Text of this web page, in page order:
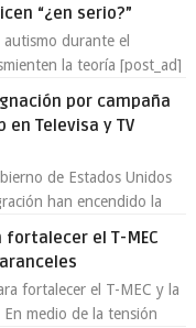
“¿en serio?”
durante el
la teoría [post_ad]
por campaña
Televisa y TV
de Estados Unidos
han encendido la
fortalecer el T-MEC
fortalecer el T-MEC y la
medio de la tensión